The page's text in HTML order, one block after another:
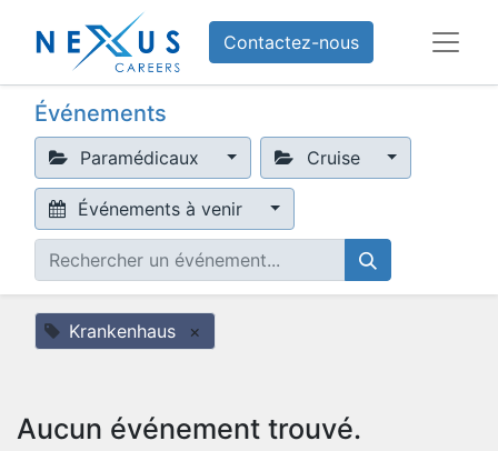
Contactez-nous
Événements
Paramédicaux Cruise
Événements à venir
Krankenhaus ×
Aucun événement trouvé.